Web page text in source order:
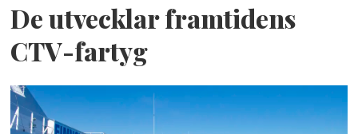
De utvecklar framtidens
CTV-fartyg